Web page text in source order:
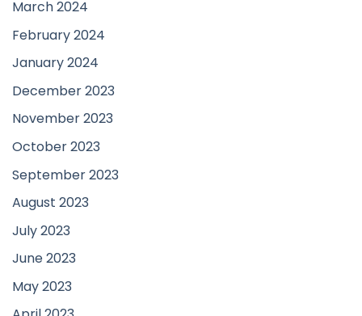
March 2024
February 2024
January 2024
December 2023
November 2023
October 2023
September 2023
August 2023
July 2023
June 2023
May 2023